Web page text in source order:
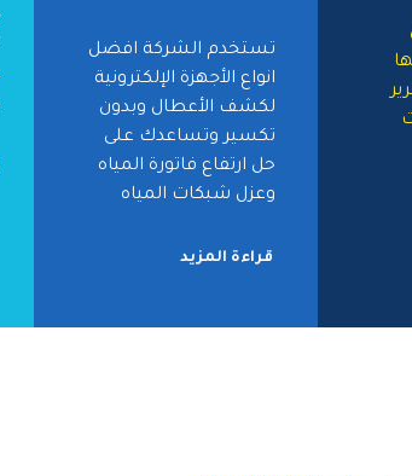
تستخدم الشركة افضل
انواع الأجهزة الإلكترونية
لكشف الأعطال وبدون
تكسير وتساعدك على
حل ارتفاع فاتورة المياه
وعزل شبكات المياه
قراءة المزيد